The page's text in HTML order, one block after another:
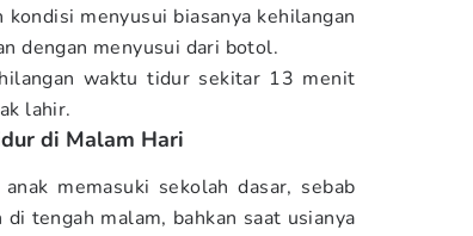
menyusui biasanya kehilangan
dengan menyusui dari botol.
waktu tidur sekitar 13 menit
lahir.
di Malam Hari
memasuki sekolah dasar, sebab
tengah malam, bahkan saat usianya